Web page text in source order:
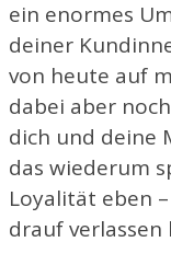
ein enormes
deiner
von heute auf
dabei aber
dich und deine
das wiederum
Loyalität eben
drauf verlassen